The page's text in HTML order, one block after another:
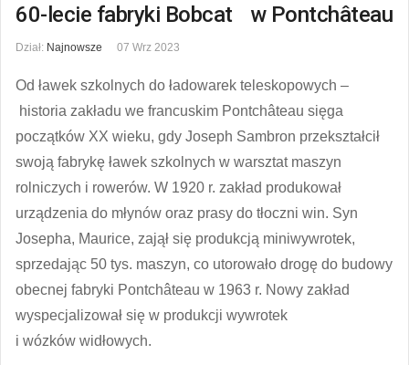
60-lecie fabryki Bobcat w Pontchâteau
Dział: Najnowsze 07 Wrz 2023
Od ławek szkolnych do ładowarek teleskopowych –
historia zakładu we francuskim Pontchâteau sięga
początków XX wieku, gdy Joseph Sambron przekształcił
swoją fabrykę ławek szkolnych w warsztat maszyn
rolniczych i rowerów. W 1920 r. zakład produkował
urządzenia do młynów oraz prasy do tłoczni win. Syn
Josepha, Maurice, zajął się produkcją miniwywrotek,
sprzedając 50 tys. maszyn, co utorowało drogę do budowy
obecnej fabryki Pontchâteau w 1963 r. Nowy zakład
wyspecjalizował się w produkcji wywrotek
i wózków widłowych.